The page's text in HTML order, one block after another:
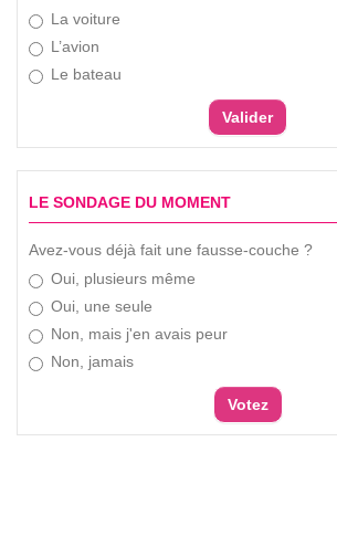
La voiture
L’avion
Le bateau
LE SONDAGE DU MOMENT
Avez-vous déjà fait une fausse-couche ?
Oui, plusieurs même
Oui, une seule
Non, mais j'en avais peur
Non, jamais